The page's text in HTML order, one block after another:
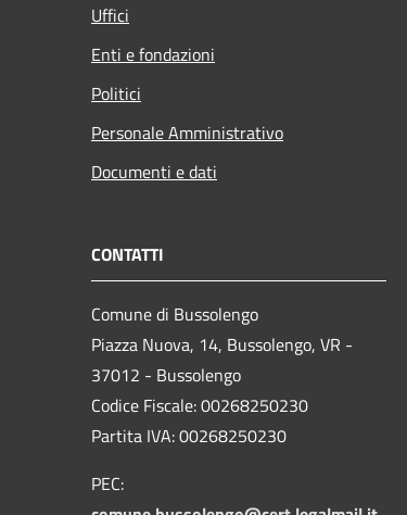
Uffici
Enti e fondazioni
Politici
Personale Amministrativo
Documenti e dati
CONTATTI
Comune di Bussolengo
Piazza Nuova, 14, Bussolengo, VR -
37012 - Bussolengo
Codice Fiscale: 00268250230
Partita IVA: 00268250230
PEC: